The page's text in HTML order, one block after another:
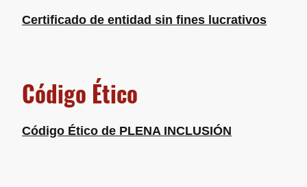
Certificado de entidad sin fines lucrativos
Código Ético
Código Ético de PLENA INCLUSIÓN